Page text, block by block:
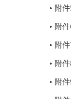
附
附
附
附
附